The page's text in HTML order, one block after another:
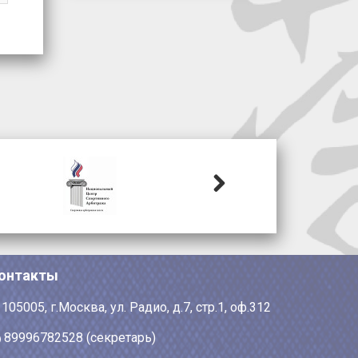
г.Москва, ул. Радио, д.7, стр.1, оф.312
89996782528 (секретарь)